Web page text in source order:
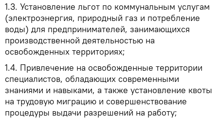
1.3. Установление льгот по коммунальным услугам
(электроэнергия, природный газ и потребление
воды) для предпринимателей, занимающихся
производственной деятельностью на
освобожденных территориях;
1.4. Привлечение на освобожденные территории
специалистов, обладающих современными
знаниями и навыками, а также установление квоты
на трудовую миграцию и совершенствование
процедуры выдачи разрешений на работу;